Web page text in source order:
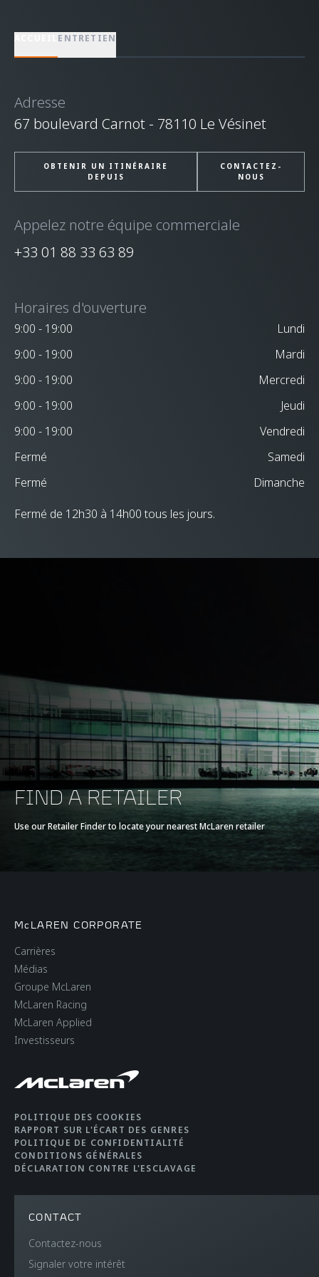
ENTRETIEN
Adresse
67 boulevard Carnot - 78110 Le Vésinet
OBTENIR UN ITINÉRAIRE
DEPUIS
CONTACTEZ-
NOUS
Appelez notre équipe commerciale
+33 01 88 33 63 89
Horaires d'ouverture
9:00 - 19:00
Lundi
9:00 - 19:00
Mardi
9:00 - 19:00
Mercredi
9:00 - 19:00
Jeudi
9:00 - 19:00
Vendredi
Fermé
Samedi
Fermé
Dimanche
Fermé de 12h30 à 14h00 tous les jours.
FIND A RETAILER
Use our Retailer Finder to locate your nearest McLaren retailer
McLAREN CORPORATE
Carrières
Médias
Groupe McLaren
McLaren Racing
McLaren Applied
Investisseurs
POLITIQUE DES COOKIES
RAPPORT SUR L'ÉCART DES GENRES
POLITIQUE DE CONFIDENTIALITÉ
CONDITIONS GÉNÉRALES
DÉCLARATION CONTRE L'ESCLAVAGE
CONTACT
Contactez-nous
Signaler votre intérêt